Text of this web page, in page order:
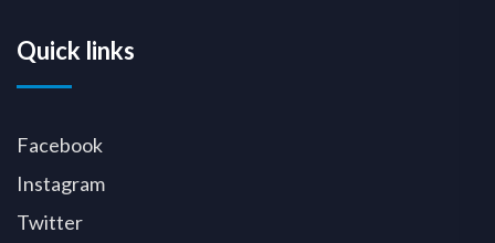
Quick links
Facebook
Instagram
Twitter